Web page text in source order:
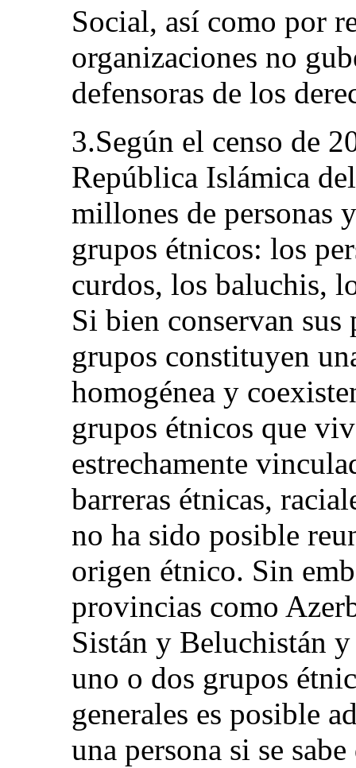
Social, así como por
organizaciones no
defensoras de los
3.Según el censo de
República Islámica
millones de personas
grupos étnicos: los
curdos, los baluchis,
Si bien conservan sus
grupos constituyen
homogénea y
grupos étnicos que
estrechamente
barreras étnicas,
no ha sido posible
origen étnico. Sin
provincias como
Sistán y Beluchistán
uno o dos grupos
generales es posible
una persona si se